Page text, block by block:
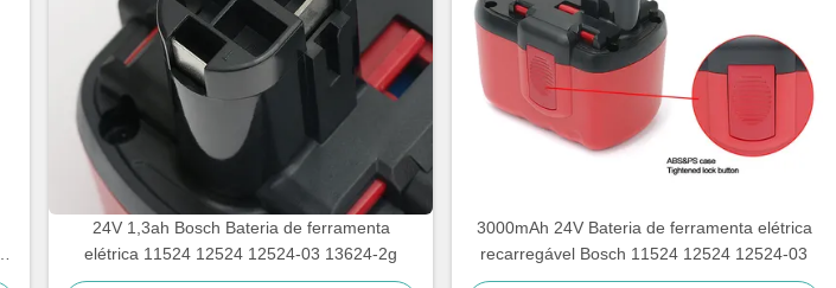
24V 1,3ah Bosch Bateria de ferramenta
elétrica 11524 12524 12524-03 13624-2g
3000mAh 24V Bateria de ferramenta elétrica
recarregável Bosch 11524 12524 12524-03